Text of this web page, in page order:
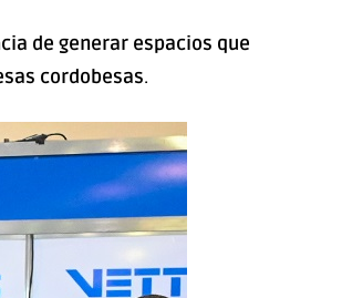
de generar espacios que
cordobesas.